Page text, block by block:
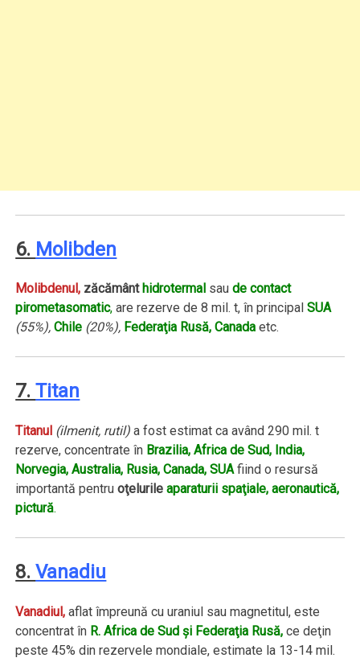
6. Molibden
Molibdenul, zăcământ hidrotermal saude contact
pirometasomatic, are rezerve de 8 mil. t, în principalSUA
(55%), Chile (20%), Federaţia Rusă, Canada etc.
7.Titan
Titanul (ilmenit, rutil) a fost estimat ca având 290 mil. t
rezerve, concentrate în Brazilia, Africa de Sud, India,
Norvegia, Australia, Rusia, Canada, SUAfiind o resursă
importantă pentruoţelurileaparaturii spaţiale, aeronautică,
pictură.
8.Vanadiu
Vanadiul, aflat împreună cu uraniul sau magnetitul, este
concentrat în R. Africa de Sud şi Federaţia Rusă, ce deţin
peste 45% din rezervele mondiale, estimate la 13-14 mil.